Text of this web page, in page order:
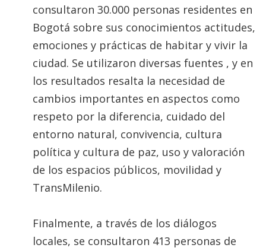
consultaron 30.000 personas residentes en
Bogotá sobre sus conocimientos actitudes,
emociones y prácticas de habitar y vivir la
ciudad. Se utilizaron diversas fuentes , y en
los resultados resalta la necesidad de
cambios importantes en aspectos como
respeto por la diferencia, cuidado del
entorno natural, convivencia, cultura
política y cultura de paz, uso y valoración
de los espacios públicos, movilidad y
TransMilenio.
Finalmente, a través de los diálogos
locales, se consultaron 413 personas de